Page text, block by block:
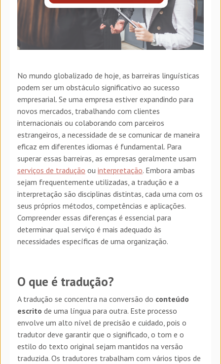
No mundo globalizado de hoje, as barreiras linguísticas
podem ser um obstáculo significativo ao sucesso
empresarial. Se uma empresa estiver expandindo para
novos mercados, trabalhando com clientes
internacionais ou colaborando com parceiros
estrangeiros, a necessidade de se comunicar de maneira
eficaz em diferentes idiomas é fundamental. Para
superar essas barreiras, as empresas geralmente usam
serviços de tradução ou interpretação. Embora ambas
sejam frequentemente utilizadas, a tradução e a
interpretação são disciplinas distintas, cada uma com os
seus próprios métodos, competências e aplicações.
Compreender essas diferenças é essencial para
determinar qual serviço é mais adequado às
necessidades específicas de uma organização.
O que é tradução?
A tradução se concentra na conversão do conteúdo
escrito de uma língua para outra. Este processo
envolve um alto nível de precisão e cuidado, pois o
tradutor deve garantir que o significado, o tom e o
estilo do texto original sejam mantidos na versão
traduzida. Os tradutores trabalham com vários tipos de